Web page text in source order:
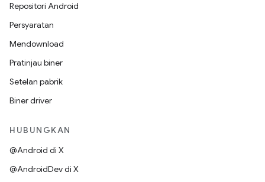
Repositori Android
Persyaratan
Mendownload
Pratinjau biner
Setelan pabrik
Biner driver
HUBUNGKAN
@Android di X
@AndroidDev di X